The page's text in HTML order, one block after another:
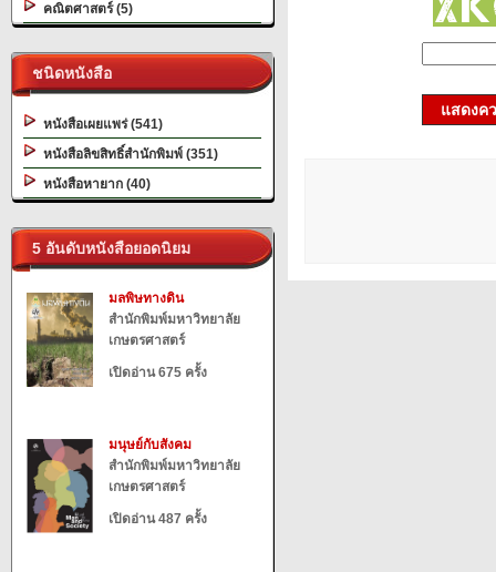
คณิตศาสตร์ (5)
ชนิดหนังสือ
หนังสือเผยแพร่ (541)
หนังสือลิขสิทธิ์สำนักพิมพ์ (351)
หนังสือหายาก (40)
5 อันดับหนังสือยอดนิยม
มลพิษทางดิน
สำนักพิมพ์มหาวิทยาลัย
เกษตรศาสตร์
เปิดอ่าน 675 ครั้ง
มนุษย์กับสังคม
สำนักพิมพ์มหาวิทยาลัย
เกษตรศาสตร์
เปิดอ่าน 487 ครั้ง
แสดงค